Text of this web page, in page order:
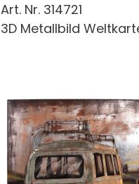
Art. Nr. 314721
3D Metallbild